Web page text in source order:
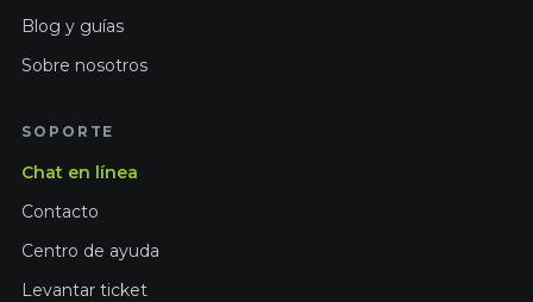
Blog y guías
Sobre nosotros
SOPORTE
Chat en línea
Contacto
Centro de ayuda
Levantar ticket